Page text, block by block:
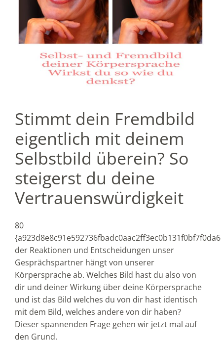
Stimmt dein Fremdbild
eigentlich mit deinem
Selbstbild überein? So
steigerst du deine
Vertrauenswürdigkeit
80
der Reaktionen und Entscheidungen unser
Gesprächspartner hängt von unserer
Körpersprache ab. Welches Bild hast du also von
dir und deiner Wirkung über deine Körpersprache
und ist das Bild welches du von dir hast identisch
mit dem Bild, welches andere von dir haben?
Dieser spannenden Frage gehen wir jetzt mal auf
den Grund.